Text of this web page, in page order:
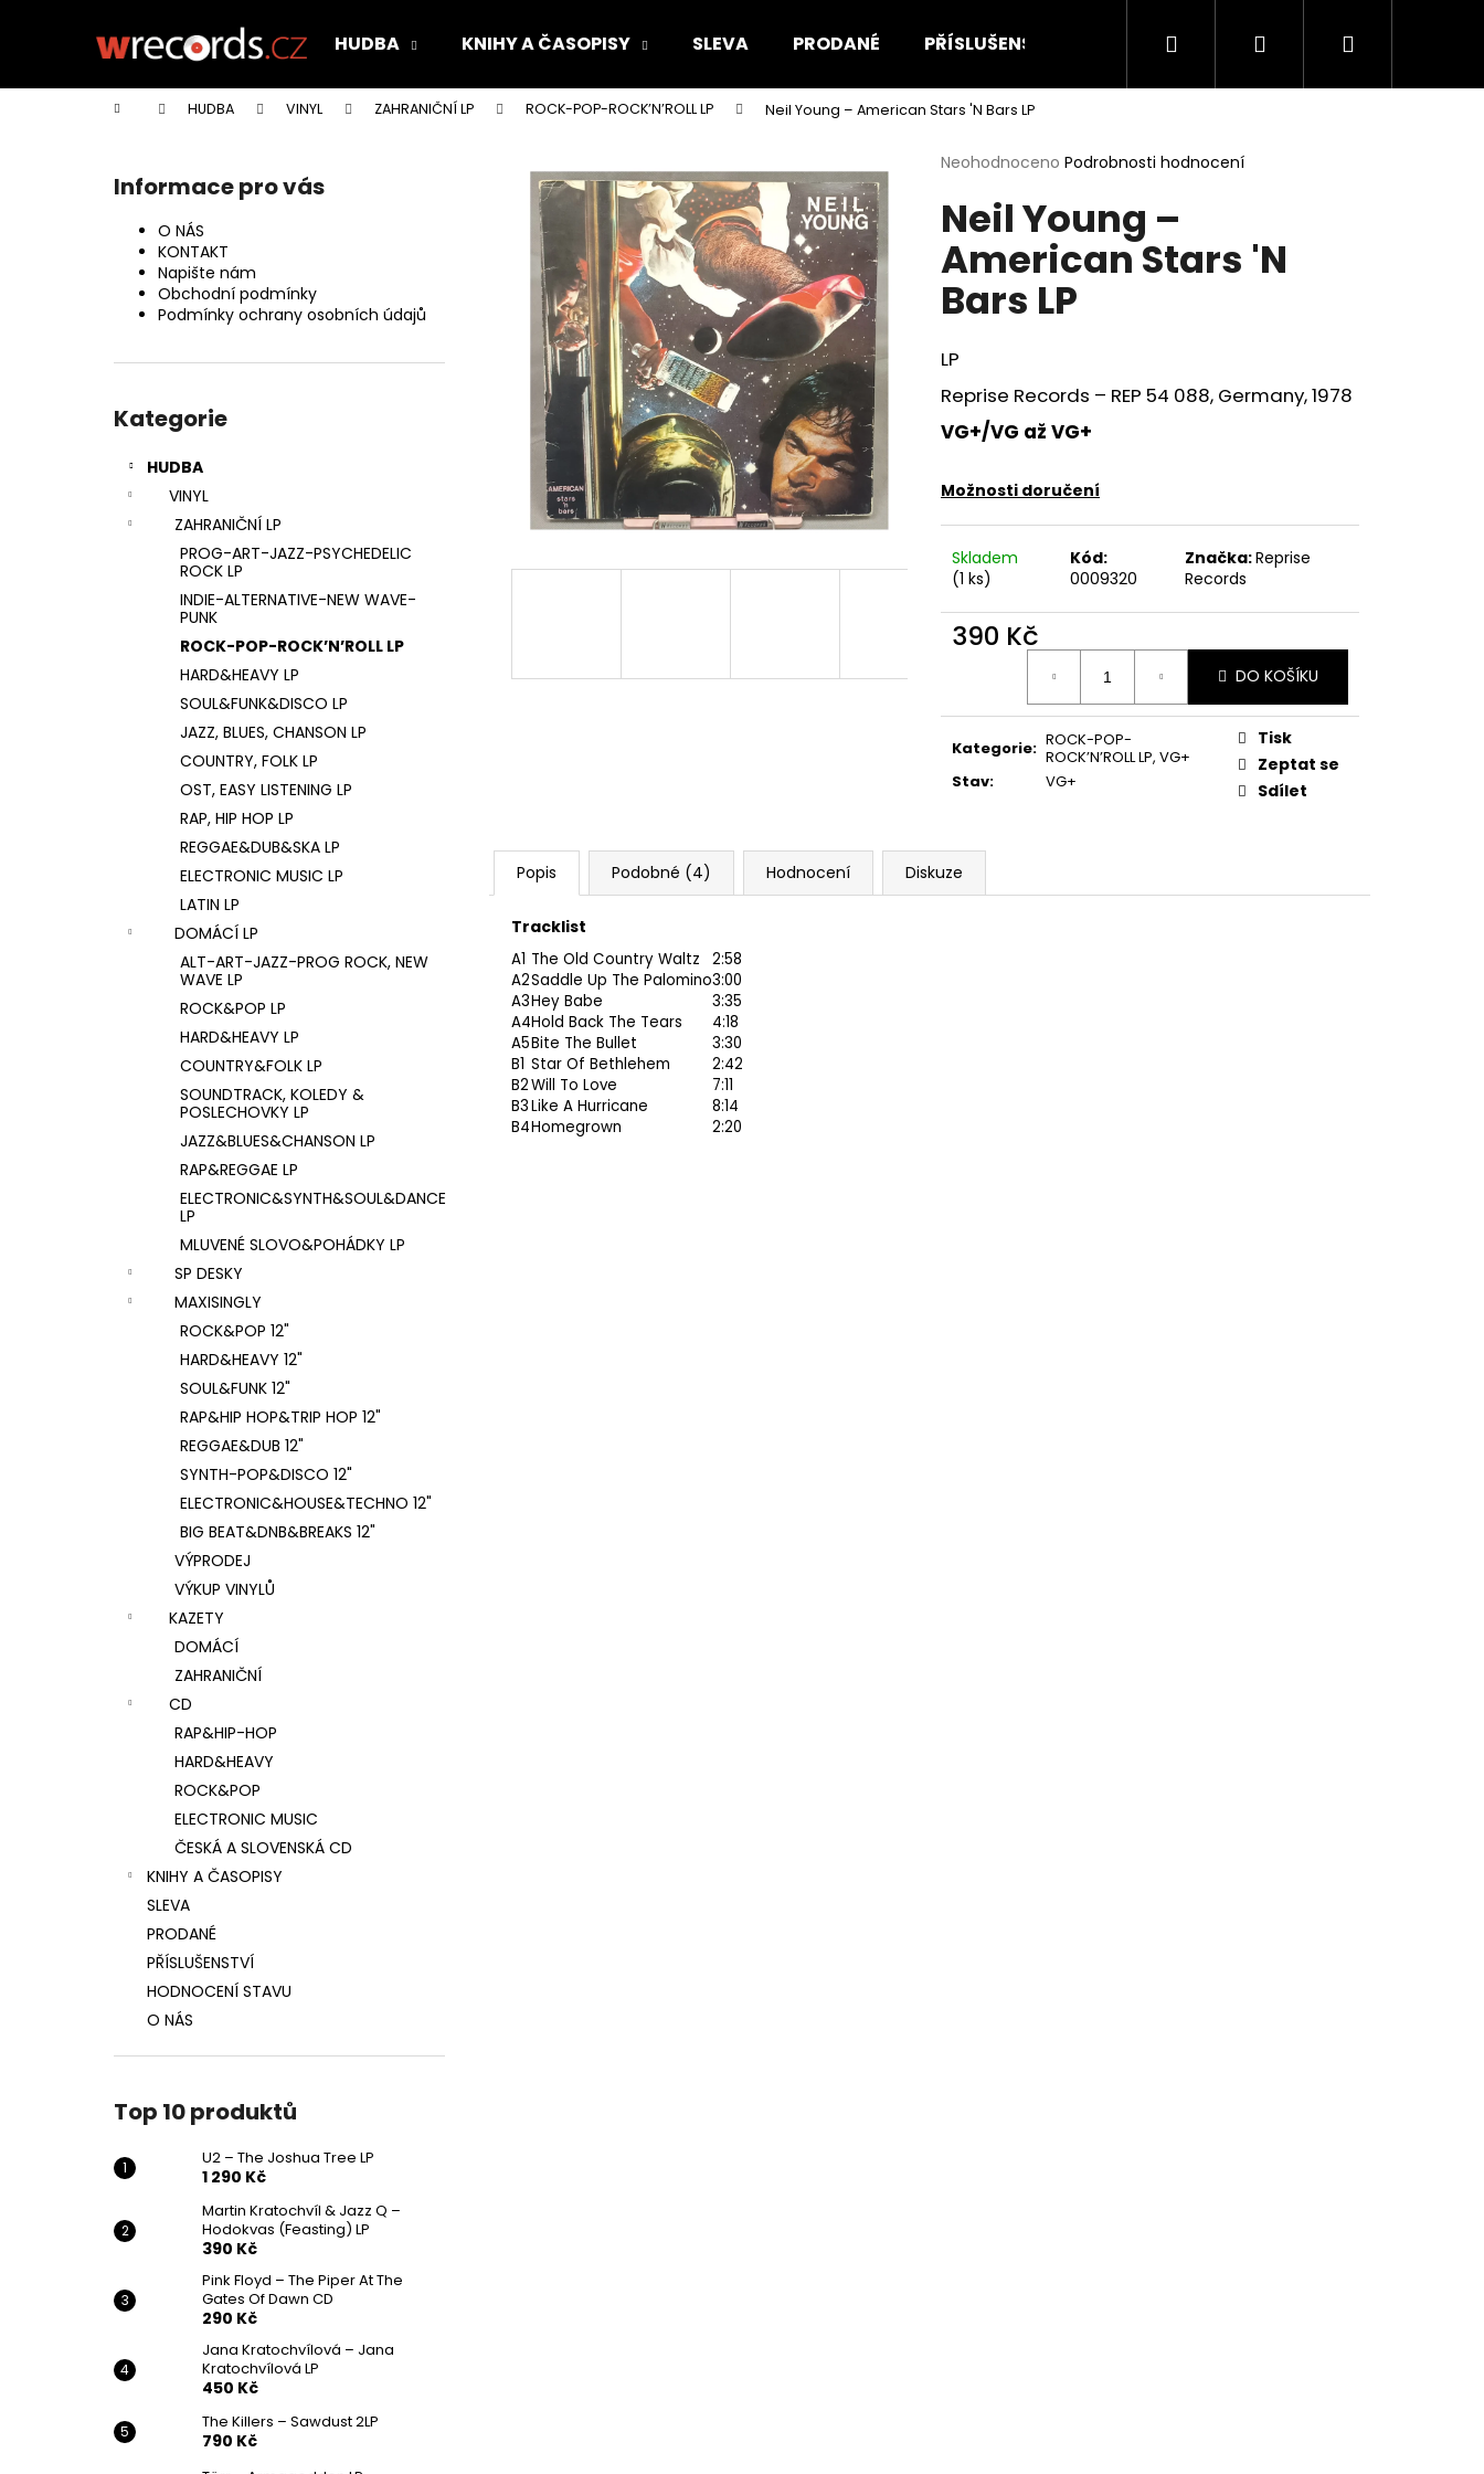
HUDBA KNIHY A ČASOPISY SLEVA PRODANÉ PŘÍSLUŠENSTVÍ HODNOCENÍ STAVU O NÁS
Hledat PřihlášeníNákupní
Domů HUDBA VINYL ZAHRANIČNÍ LP ROCK-POP-ROCK’N’ROLL LP Neil Young – American Stars 'N Bars LP
Informace pro vás
O NÁS
KONTAKT
Napište nám
Obchodní podmínky
Podmínky ochrany osobních údajů
kategorie
Kategorie
HUDBA
VINYL
ZAHRANIČNÍ LP
PROG-ART-JAZZ-PSYCHEDELIC
ROCK LP
INDIE-ALTERNATIVE-NEW WAVE-
PUNK
ROCK-POP-ROCK’N’ROLL LP
HARD&HEAVY LP
SOUL&FUNK&DISCO LP
JAZZ, BLUES, CHANSON LP
COUNTRY, FOLK LP
OST, EASY LISTENING LP
RAP, HIP HOP LP
REGGAE&DUB&SKA LP
ELECTRONIC MUSIC LP
LATIN LP
DOMÁCÍ LP
ALT-ART-JAZZ-PROG ROCK, NEW
WAVE LP
ROCK&POP LP
HARD&HEAVY LP
COUNTRY&FOLK LP
SOUNDTRACK, KOLEDY &
POSLECHOVKY LP
JAZZ&BLUES&CHANSON LP
RAP&REGGAE LP
ELECTRONIC&SYNTH&SOUL&DANCE
LP
MLUVENÉ SLOVO&POHÁDKY LP
SP DESKY
MAXISINGLY
ROCK&POP 12"
HARD&HEAVY 12"
SOUL&FUNK 12"
RAP&HIP HOP&TRIP HOP 12"
REGGAE&DUB 12"
SYNTH-POP&DISCO 12"
ELECTRONIC&HOUSE&TECHNO 12"
BIG BEAT&DNB&BREAKS 12"
VÝPRODEJ
VÝKUP VINYLŮ
KAZETY
DOMÁCÍ
ZAHRANIČNÍ
CD
RAP&HIP-HOP
HARD&HEAVY
ROCK&POP
ELECTRONIC MUSIC
ČESKÁ A SLOVENSKÁ CD
KNIHY A ČASOPISY
SLEVA
PRODANÉ
PŘÍSLUŠENSTVÍ
HODNOCENÍ STAVU
O NÁS
Top 10 produktů
U2 – The Joshua Tree LP
1 290 Kč
Martin Kratochvíl & Jazz Q ‎–
Hodokvas (Feasting) LP
390 Kč
Pink Floyd – The Piper At The
Gates Of Dawn CD
290 Kč
Jana Kratochvílová – Jana
Kratochvílová LP
450 Kč
The Killers – Sawdust 2LP
790 Kč
Průměrné
produktu
je
0,0
z
5
hvězdiček.
Neohodnoceno Podrobnosti hodnocení
Neil Young –
American Stars 'N
Bars LP
LP
Reprise Records – REP 54 088, Germany, 1978
VG+/VG až VG+
Možnosti doručení
Skladem
(1 ks)
Kód:
0009320
Značka:Reprise
Records
390 Kč
DO KOŠÍKU
Kategorie: ROCK-POP-
ROCK’N’ROLL LP, VG+
Stav: VG+
Tisk
Zeptat se
Sdílet
Popis Podobné (4) Hodnocení Diskuze
Tracklist
A1 The Old Country Waltz
2:58
A2Saddle Up The Palomino3:00
A3Hey Babe
3:35
A4Hold Back The Tears
4:18
A5Bite The Bullet
3:30
B1 Star Of Bethlehem
2:42
B2Will To Love
7:11
B3Like A Hurricane
8:14
B4Homegrown 2:20
í
Zpět
do
Zpět
do
Co potřebujete najít?
HLEDAT
Doporučujeme
U2 – THE JOSHUA TREE LP
1 290 Kč
MARTIN KRATOCHVÍL & JAZZ Q ‎–
HODOKVAS (FEASTING) LP
PINK FLOYD – THE PIPER AT THE GATES
OF DAWN CD